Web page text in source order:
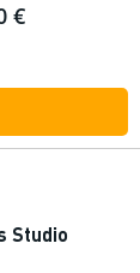
€
Studio